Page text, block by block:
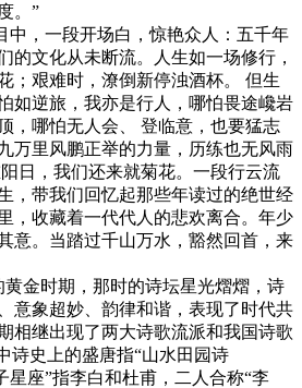
。”
中，一段开场白，惊艳众人：五千年
的文化从未断流。人生如一场修行，
；艰难时，潦倒新停浊酒杯。
但生
如逆旅，我亦是行人，哪怕畏途巉岩
，哪怕无人会、
登临意，也要猛志
万里风鹏正举的力量，历练也无风雨
日，我们还来就菊花。一段行云流
，带我们回忆起那些年读过的绝世经
，收藏着一代代人的悲欢离合。年少
意。当踏过千山万水，豁然回首，来
黄金时期，那时的诗坛星光熠熠，诗
意象超妙、韵律和谐，表现了时代共
相继出现了两大诗歌流派和我国诗歌
诗史上的盛唐指“山水田园诗
星座”指李白和杜甫，二人合称“李